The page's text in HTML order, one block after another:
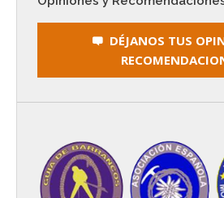
DÉJANOS TUS